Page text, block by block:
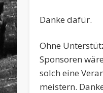
Danke dafür.
Ohne
Sponsoren
solch eine
meistern.